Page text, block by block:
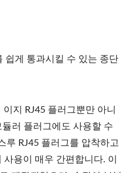
쉽게 통과시킬 수 있는 종단
지 RJ45 플러그뿐만 아니
듈러 플러그에도 사용할 수
루 RJ45 플러그를 압착하고
용이 매우 간편합니다. 이